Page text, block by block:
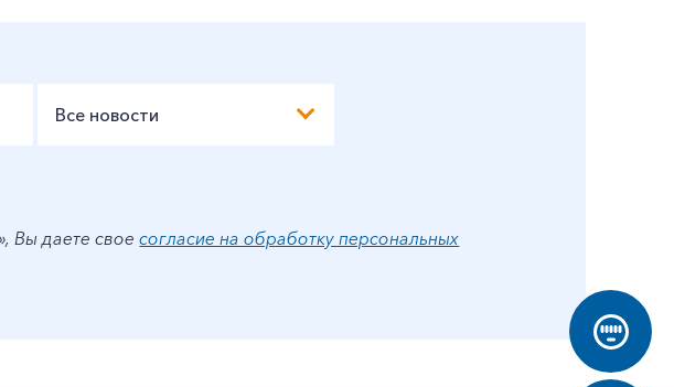
Все новости
Вы даете своесогласие на обработку персональных